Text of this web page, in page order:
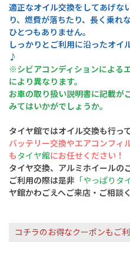
適正なオイル交換をしてあげな
り、燃費が落ちたり、 長く乗れ
ひとつもありません。
しっかりとご利用に沿ったオイ
♪
※シビアコンディションによる
により異なります。
お車の取り扱い説明書に記載が
みてはいかがでしょうか。
タイヤ館ではオイル交換も行っ
バッテリー交換やエアコンフィ
もタイヤ館にお任せください！
タイヤ交換、アルミホイールの
ご利用の際は是非 「やっぱりタ
ヤ館かわごえへご来店・ご相談
コチラのお得なクーポンもご